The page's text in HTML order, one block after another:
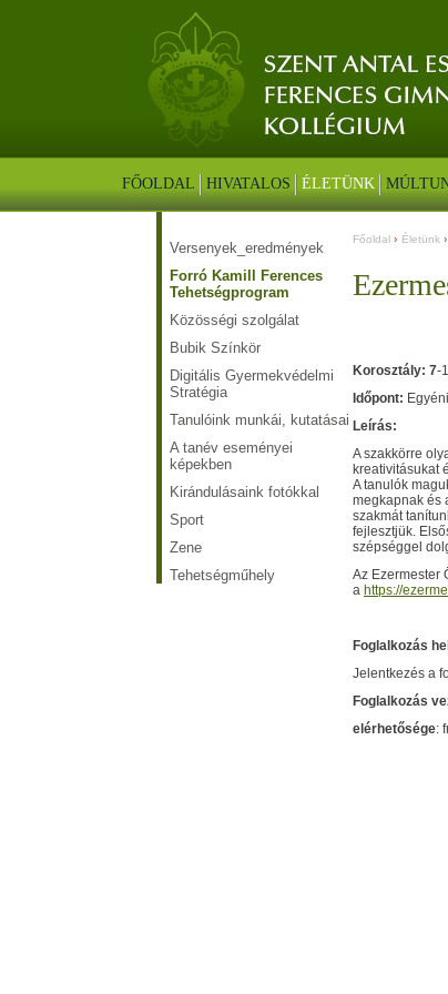
FŐOLDAL HIVATALOS ÉLETÜNK
Versenyek_eredmények
Forró Kamill Ferences
Tehetségprogram
Közösségi szolgálat
Bubik Színkör
Digitális Gyermekvédelmi
Stratégia
Tanulóink munkái, kutatásai
A tanév eseményei
képekben
Kirándulásaink fotókkal
Sport
Zene
Tehetségműhely
Főoldal Életünk
Korosztály: 7-
Időpont:
Leírás:
A szakkörre
kreativitásukat
A tanulók
megkapnak és
szakmát
fejlesztjük.
szépséggel
Az Ezermester
a https://
Foglalkozás
Jelentkezés a
Foglalkozás
elérhetősége: